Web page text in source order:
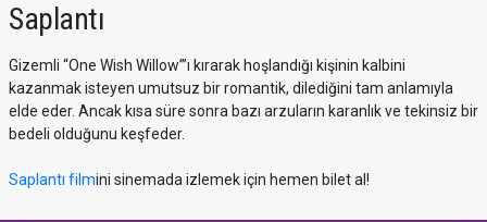
Saplantı
Gizemli “One Wish Willow”’ı kırarak hoşlandığı kişinin kalbini
kazanmak isteyen umutsuz bir romantik, dilediğini tam anlamıyla
elde eder. Ancak kısa süre sonra bazı arzuların karanlık ve tekinsiz bir
bedeli olduğunu keşfeder.
Saplantı filmini sinemada izlemek için hemen bilet al!